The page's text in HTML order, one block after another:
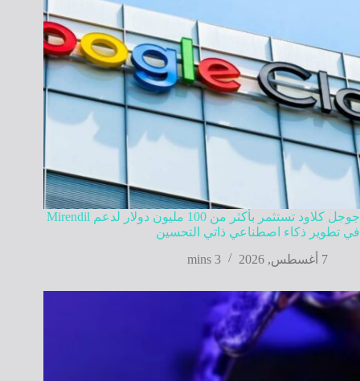
جوجل كلاود تستثمر بأكثر من 100 مليون دولار لدعم Mirendil
في تطوير ذكاء اصطناعي ذاتي التحسين
7 أغسطس, 2026
3 mins